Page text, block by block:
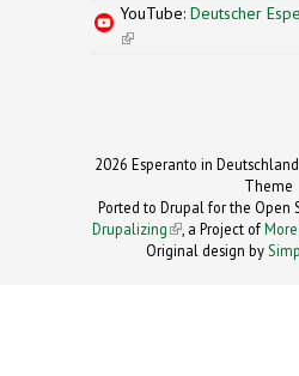
YouTube: Deutscher
(link is external)
2026 Esperanto in
Theme
Ported to Drupal for the Open
Drupalizing(link is external)
, a Project of
Original design by